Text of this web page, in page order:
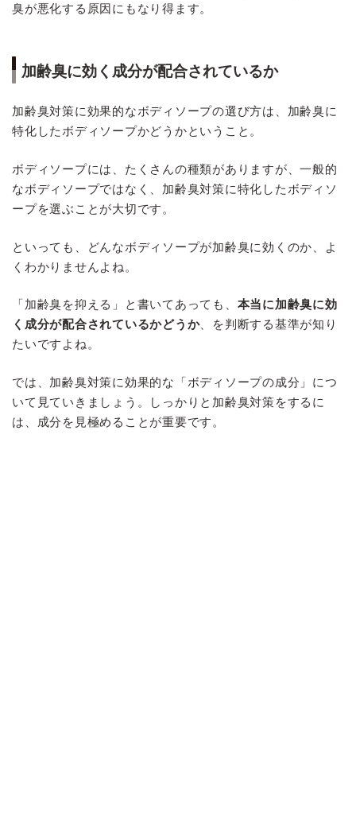
臭が悪化する原因にもなり得ます。
加齢臭に効く成分が配合されているか
加齢臭対策に効果的なボディソープの選び方は、加齢臭に
特化したボディソープかどうかということ。
ボディソープには、たくさんの種類がありますが、一般的
なボディソープではなく、加齢臭対策に特化したボディソ
ープを選ぶことが大切です。
といっても、どんなボディソープが加齢臭に効くのか、よ
くわかりませんよね。
「加齢臭を抑える」と書いてあっても、 本当に加齢臭に効
く成分が配合されているかどうか、を判断する基準が知り
たいですよね。
では、加齢臭対策に効果的な「ボディソープの成分」につ
いて見ていきましょう。しっかりと加齢臭対策をするに
は、成分を見極めることが重要です。